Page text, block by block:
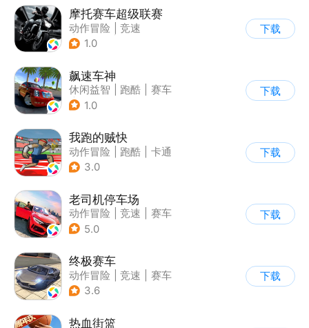
摩托赛车超级联赛
动作冒险
竞速
| 摩托车
1.0
下载
飙速车神
休闲益智 跑酷
赛车
| 漂移
1.0
下载
我跑的贼快
动作冒险 跑酷
卡通
3.0
下载
老司机停车场
动作冒险 竞速
赛车
| 写实
5.0
下载
终极赛车
动作冒险 竞速
赛车
3.6
下载
热血街篮